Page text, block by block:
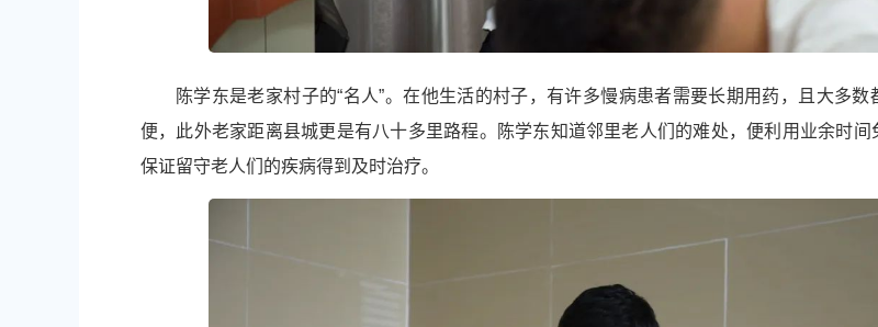
陈学东是老家村子的“名人”。在他生活的村子，有许多慢病患者需要长期用药，且大多
便，此外老家距离县城更是有八十多里路程。陈学东知道邻里老人们的难处，便利用业余时间
保证留守老人们的疾病得到及时治疗。